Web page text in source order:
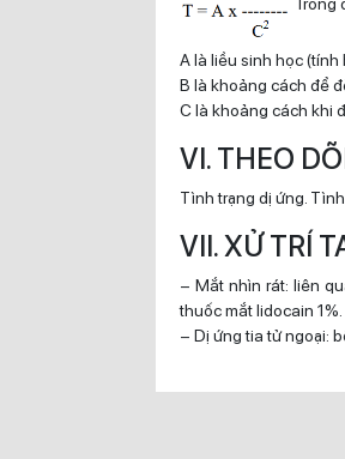
A là liều sinh học
B là khoảng cách để
C là khoảng cách khi
VI. THEO
Tình trạng dị ứng.
VII. XỬ TRÍ
– Mắt nhìn rát: liên
thuốc mắt lidocain 1%.
– Dị ứng tia tử ngoại: